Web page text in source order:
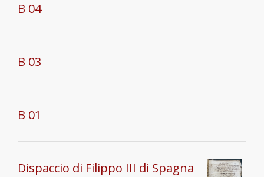
B 04
B 03
B 01
Dispaccio di Filippo III di Spagna